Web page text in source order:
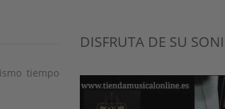
tiempo
DISFRUTA DE SU